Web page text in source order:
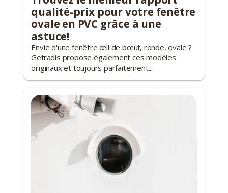
qualité-prix pour votre fenêtre
ovale en PVC grâce à une
astuce!
Envie d'une fenêtre œil de bœuf, ronde, ovale ?
Gefradis propose également ces modèles
originaux et toujours parfaitement...